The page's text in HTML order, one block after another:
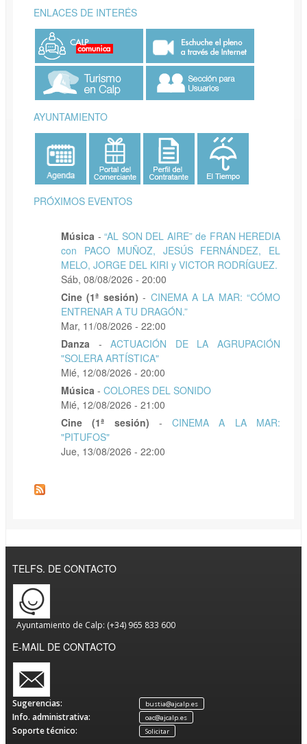
ENLACES DE INTERÉS
AYUNTAMIENTO
PRÓXIMOS EVENTOS
Música - “AL SON DEL AIRE” de FRAN HEREDIA
con PACO MUÑOZ, JESÚS FERNÁNDEZ, EL
MELO, JORGE DEL KIRI y VICTOR RODRÍGUEZ.
Sáb, 08/08/2026 - 20:00
Cine (1ª sesión) - CINEMA A LA MAR: “CÓMO
ENTRENAR A TU DRAGÓN.”
Mar, 11/08/2026 - 22:00
Danza
-ACTUACIÓN DE LA AGRUPACIÓN
"SOLERA ARTÍSTICA"
Mié, 12/08/2026 - 20:00
Música - COLORES DEL SONIDO
Mié, 12/08/2026 - 21:00
Cine (1ª sesión)
-CINEMA A LA MAR:
"PITUFOS"
Jue, 13/08/2026 - 22:00
TELFS. DE CONTACTO
Ayuntamiento de Calp: (+34) 965 833 600
E-MAIL DE CONTACTO
Sugerencias: bustia@ajcalp.es
Info. administrativa: oac@ajcalp.es
Soporte técnico: Solicitar